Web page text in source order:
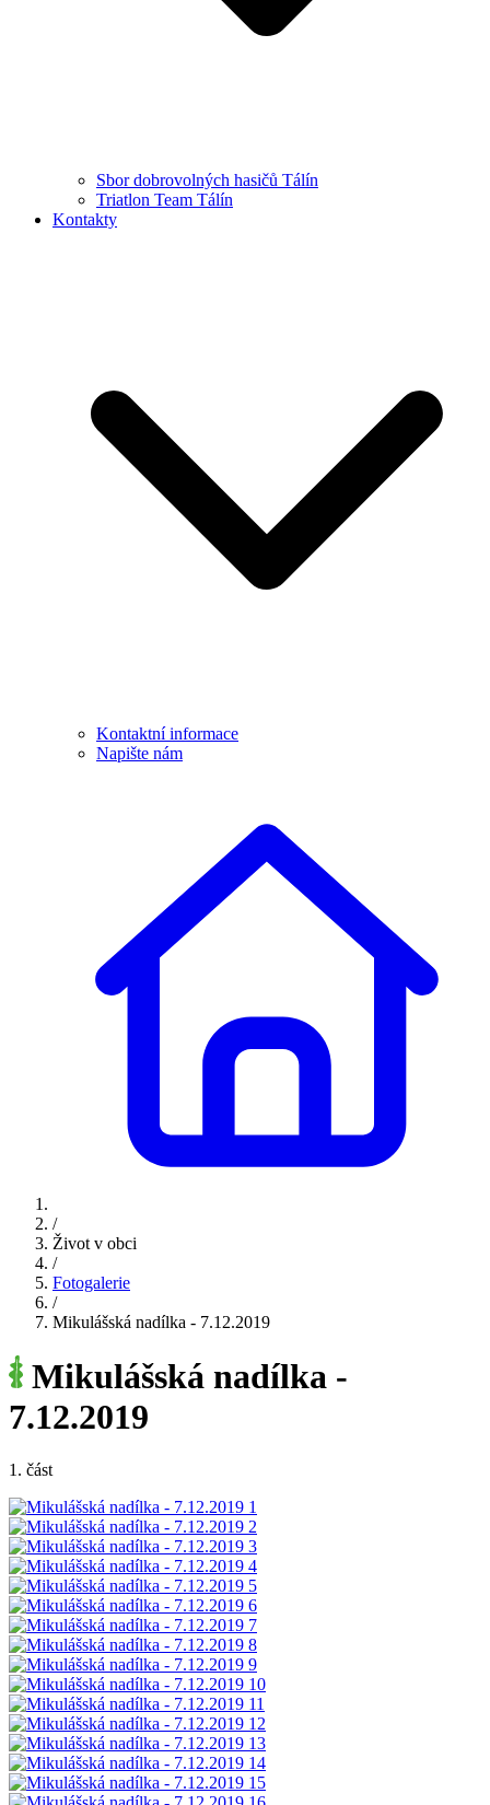
Sbor dobrovolných hasičů Tálín
Triatlon Team Tálín
Kontakty
Kontaktní informace
Napište nám
/
Život v obci
/
Fotogalerie
/
Mikulášská nadílka - 7.12.2019
Mikulášská nadílka -
7.12.2019
1. část